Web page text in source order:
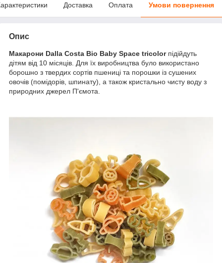
Доставка Оплата Умови повернення
Опис
Макарони Dalla Costa Bio Baby Space tricolor підійдуть
дітям від 10 місяців. Для їх виробництва було використано
борошно з твердих сортів пшениці та порошки із сушених
овочів (помідорів, шпинату), а також кристально чисту воду з
природних джерел П'ємота.